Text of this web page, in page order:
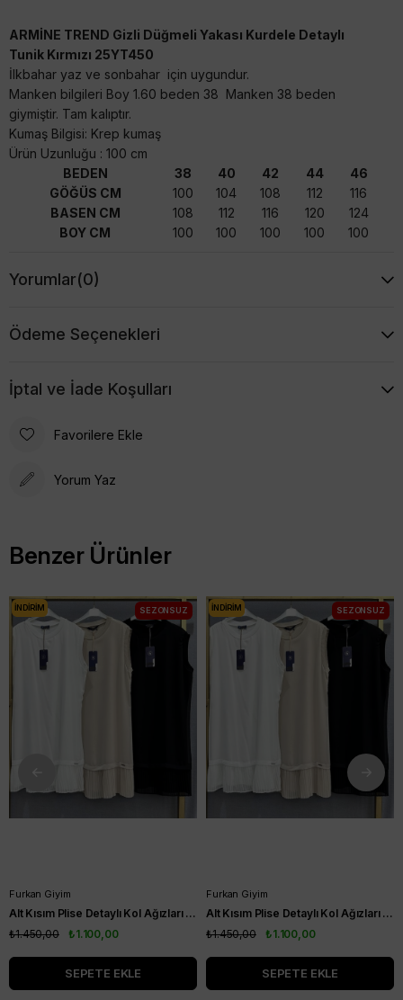
ARMİNE TREND Gizli Düğmeli Yakası Kurdele Detaylı
Tunik Kırmızı 25YT450
İlkbahar yaz ve sonbahar için uygundur.
Manken bilgileri Boy 1.60 beden 38 Manken 38 beden
giymiştir. Tam kalıptır.
Kumaş Bilgisi: Krep kumaş
Ürün Uzunluğu : 100 cm
BEDEN
38 40 42 44
46
GÖĞÜS CM
100 104 108 112
116
BASEN CM
108 112 116 120
124
BOY CM
100 100 100 100 100
Yorumlar(0)
Ödeme Seçenekleri
İptal ve İade Koşulları
Favorilere Ekle
Yorum Yaz
Benzer Ürünler
Furkan Giyim
Alt Kısım Plise Detaylı Kol Ağızları Ribanalı Kısa Kol Kurtarıcı Tunik Siyah
₺1.100,00
₺1.450,00
SEPETE EKLE
İNDIRIM SEZONSUZ
Furkan Giyim
Alt Kısım Plise Detaylı Kol Ağızları Ribanalı Kısa Kol Kurtarıcı Tunik Vizon
₺1.100,00
₺1.450,00
SEPETE EKLE
İNDIRIM SEZONSUZ